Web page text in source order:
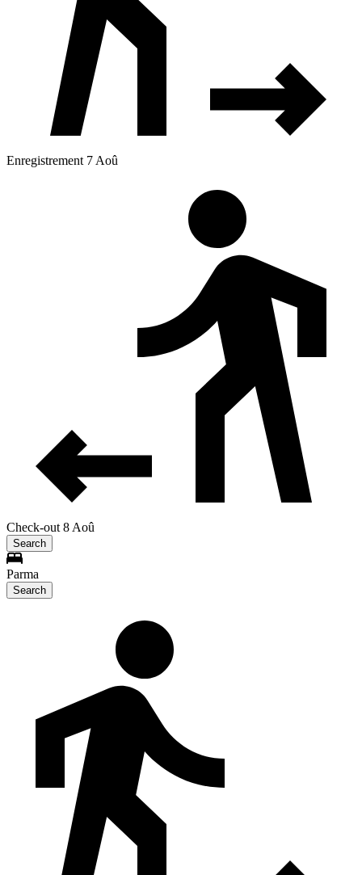
Enregistrement 7 Aoû
Check-out 8 Aoû
Search
Parma
Search